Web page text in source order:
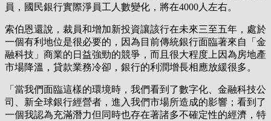
員，國民銀行實際淨員工人數變化，將在4000人左右。
索伯恩還說，裁員和增加新投資讓該行在未來三至五年，處於
一個有利地位是很必要的，因為目前傳統銀行面臨著來自「金
融科技」商業的日益強勁的競爭，而且很大程度上因為房地產
市場降溫，貸款業務冷卻，銀行的利潤增長相應放緩很多。
「當我們面臨這樣的環境時，我們看到了數字化、金融科技公
司、新全球銀行經營者，進入我們市場所造成的影響；看到了
一個我認為充滿潛力但同時也存在著諸多不確定性的經濟，特